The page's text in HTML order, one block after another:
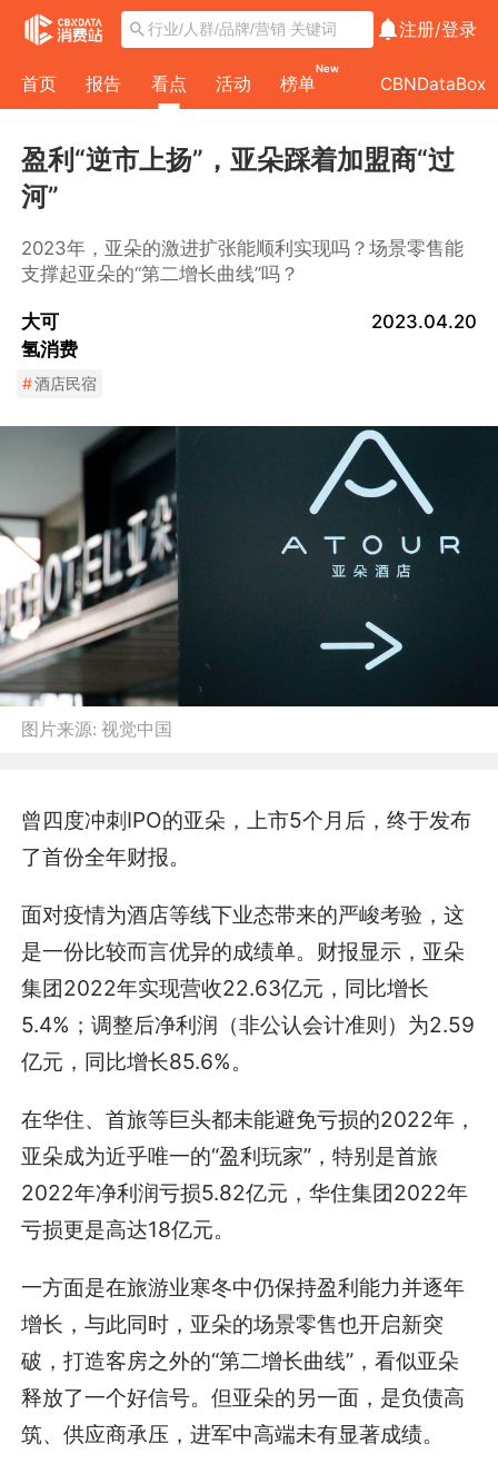
注册/登录
首页 报告 看点 活动 榜单
New
CBNDataBox
盈利“逆市上扬”，亚朵踩着加盟商“过
河”
2023年，亚朵的激进扩张能顺利实现吗？场景零售能
支撑起亚朵的“第二增长曲线”吗？
大可
氢消费
2023.04.20
#酒店民宿
图片来源:视觉中国
曾四度冲刺IPO的亚朵，上市5个月后，终于发布
了首份全年财报。
面对疫情为酒店等线下业态带来的严峻考验，这
是一份比较而言优异的成绩单。财报显示，亚朵
集团2022年实现营收22.63亿元，同比增长
5.4%；调整后净利润（非公认会计准则）为2.59
亿元，同比增长85.6%。
在华住、首旅等巨头都未能避免亏损的2022年，
亚朵成为近乎唯一的“盈利玩家”，特别是首旅
2022年净利润亏损5.82亿元，华住集团2022年
亏损更是高达18亿元。
一方面是在旅游业寒冬中仍保持盈利能力并逐年
增长，与此同时，亚朵的场景零售也开启新突
破，打造客房之外的“第二增长曲线”，看似亚朵
释放了一个好信号。但亚朵的另一面，是负债高
筑、供应商承压，进军中高端未有显著成绩。